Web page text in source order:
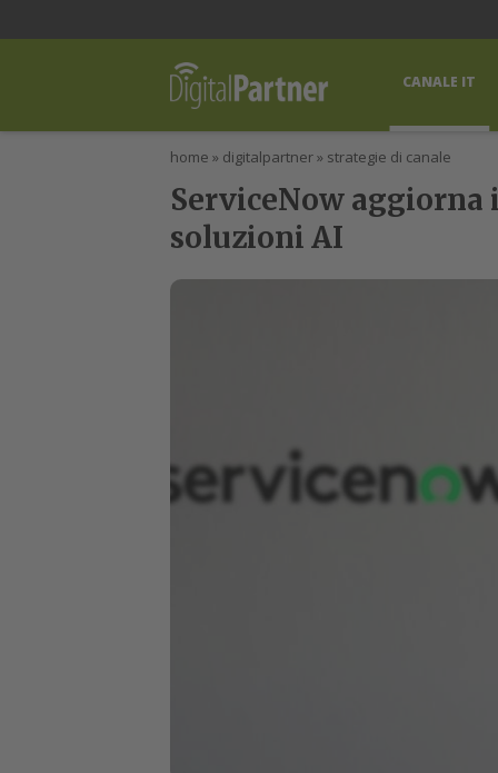
CANALE IT
home » digitalpartner» strategie di canale
ServiceNow
soluzioni AI